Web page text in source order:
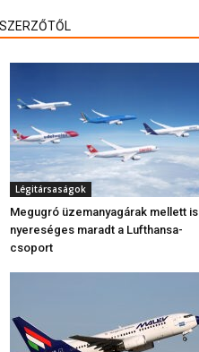
Légitársaságok
Megugró üzemanyagárak mellett is
nyereséges maradt a Lufthansa-
csoport